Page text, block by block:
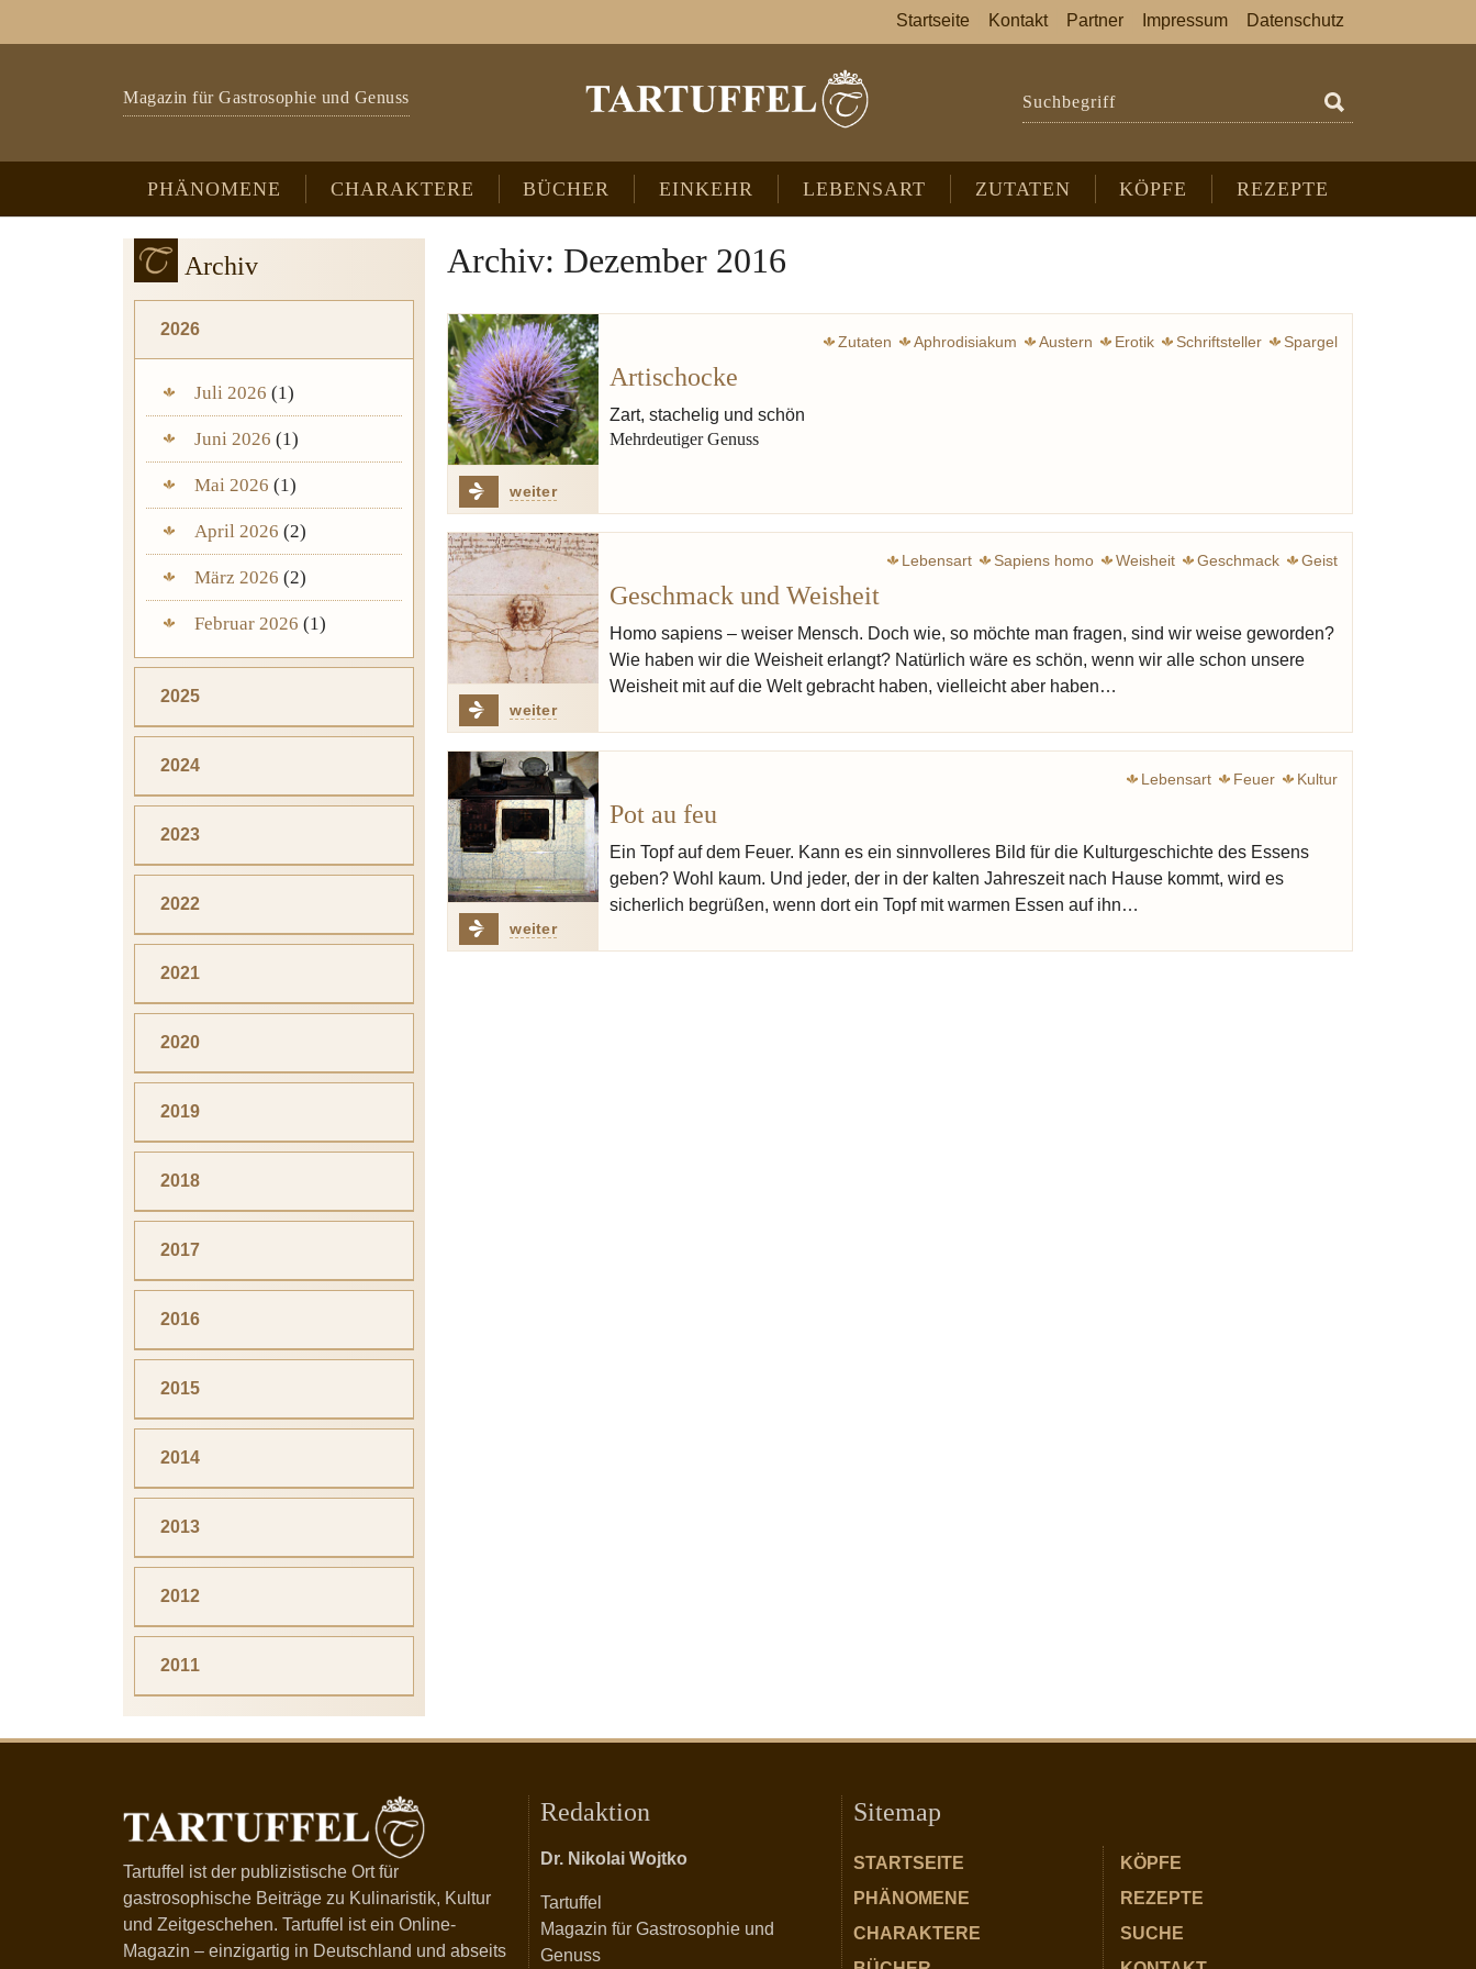
Magazin für Gastrosophie und Genuss Suchbegriff
PHÄNOMENE CHARAKTERE BÜCHER EINKEHR LEBENSART ZUTATEN KÖPFE REZEPTE
Startseite Kontakt Partner Impressum Datenschutz
Archiv: Dezember 2016
weiter
Zutaten Aphrodisiakum Austern Erotik Schriftsteller Spargel
Artischocke
Zart, stachelig und schön
Mehrdeutiger Genuss
weiter
Lebensart Sapiens homo Weisheit Geschmack Geist
Geschmack und Weisheit
Homo sapiens – weiser Mensch. Doch wie, so möchte man fragen, sind wir weise geworden?
Wie haben wir die Weisheit erlangt? Natürlich wäre es schön, wenn wir alle schon unsere
Weisheit mit auf die Welt gebracht haben, vielleicht aber haben…
weiter
Lebensart Feuer Kultur
Pot au feu
Ein Topf auf dem Feuer. Kann es ein sinnvolleres Bild für die Kulturgeschichte des Essens
geben? Wohl kaum. Und jeder, der in der kalten Jahreszeit nach Hause kommt, wird es
sicherlich begrüßen, wenn dort ein Topf mit warmen Essen auf ihn…
Archiv
2026
Juli 2026 (1)
Juni 2026 (1)
Mai 2026 (1)
April 2026 (2)
März 2026 (2)
Februar 2026 (1)
2025
2024
2023
2022
2021
2020
2019
2018
2017
2016
2015
2014
2013
2012
2011
Tartuffel ist der publizistische Ort für
gastrosophische Beiträge zu Kulinaristik, Kultur
und Zeitgeschehen. Tartuffel ist ein Online-
Magazin – einzigartig in Deutschland und abseits
Redaktion
Dr. Nikolai Wojtko
Tartuffel
Magazin für Gastrosophie und
Genuss
Sitemap
STARTSEITE
PHÄNOMENE
CHARAKTERE
KÖPFE
REZEPTE
SUCHE